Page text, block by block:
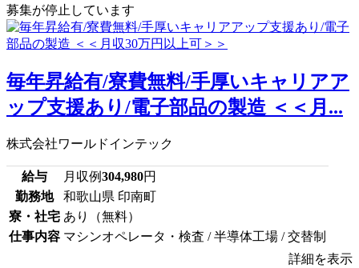
募集が停止しています
毎年昇給有/寮費無料/手厚いキャリアア
ップ支援あり/電子部品の製造 ＜＜月...
株式会社ワールドインテック
給与 月収例304,980円
勤務地
和歌山県 印南町
寮・社宅 あり（無料）
仕事内容 マシンオペレータ・検査 / 半導体工場 / 交替制
詳細を表示